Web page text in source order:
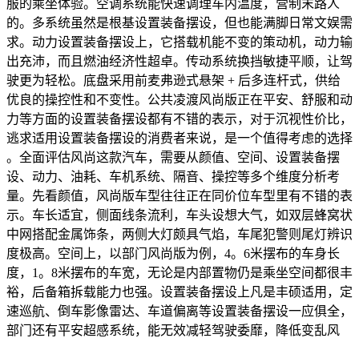
服的乘坐体验。空调系统能快速调理车内温度，营制末路人
的。多系统虽然是根基设置装备摆设，但也能满脚日常文娱需
求。动力设置装备摆设上，它搭载机能不变的策动机，动力输
出充沛，而且燃油经济性超卓。传动系统换挡敏捷平顺，让驾
驶更为轻松。底盘采用前麦弗逊式悬架 + 后多连杆式，供给
优良的操控性和不变性。公共凌渡风尚版正在平安、舒服和动
力等方面的设置装备摆设都有不错的表示，对于沉视性价比，
逃求适用设置装备摆设的消费者来说，是一个值得考虑的选择
。全面评估风尚这款汽车，需要从颜值、空间、设置装备摆
设、动力、油耗、车机系统、隔音、操控等多个维度分析考
量。先看颜值，风尚版车型往往正在同价位车型里有不错的表
示。车长适宜，侧面线条流利，车头设想大气，如双层蜂窝状
中网搭配金属饰条，两侧大灯颇具气焰，车尾犯警则尾灯辨识
度极高。空间上，以部门风尚版为例，4。6米摆布的车身长
度，1。8米摆布的车宽，无论是内部置物仍是乘坐空间都很丰
裕，后备箱拆载能力也强。设置装备摆设上凡是丰硕适用，定
速巡航、倒车影像雷达、车道偏离等设置装备摆设一应俱全，
部门还有平安超感系统，能无效减轻驾驶委靡，降低变乱风